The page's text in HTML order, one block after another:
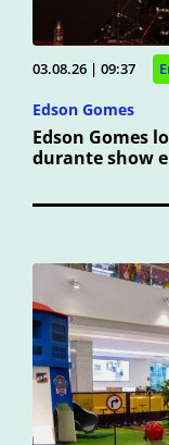
03.08.26 | 09:37
Edson Gomes
Edson Gomes
durante show